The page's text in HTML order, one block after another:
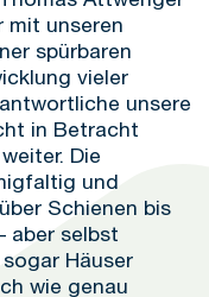
mit unseren
spürbaren
vieler
unsere
in Betracht
Die
und
Schienen bis
aber selbst
Häuser
wie genau